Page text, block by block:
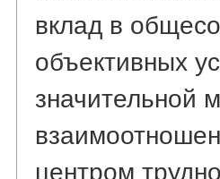
вклад в
объективных
значительной
центром